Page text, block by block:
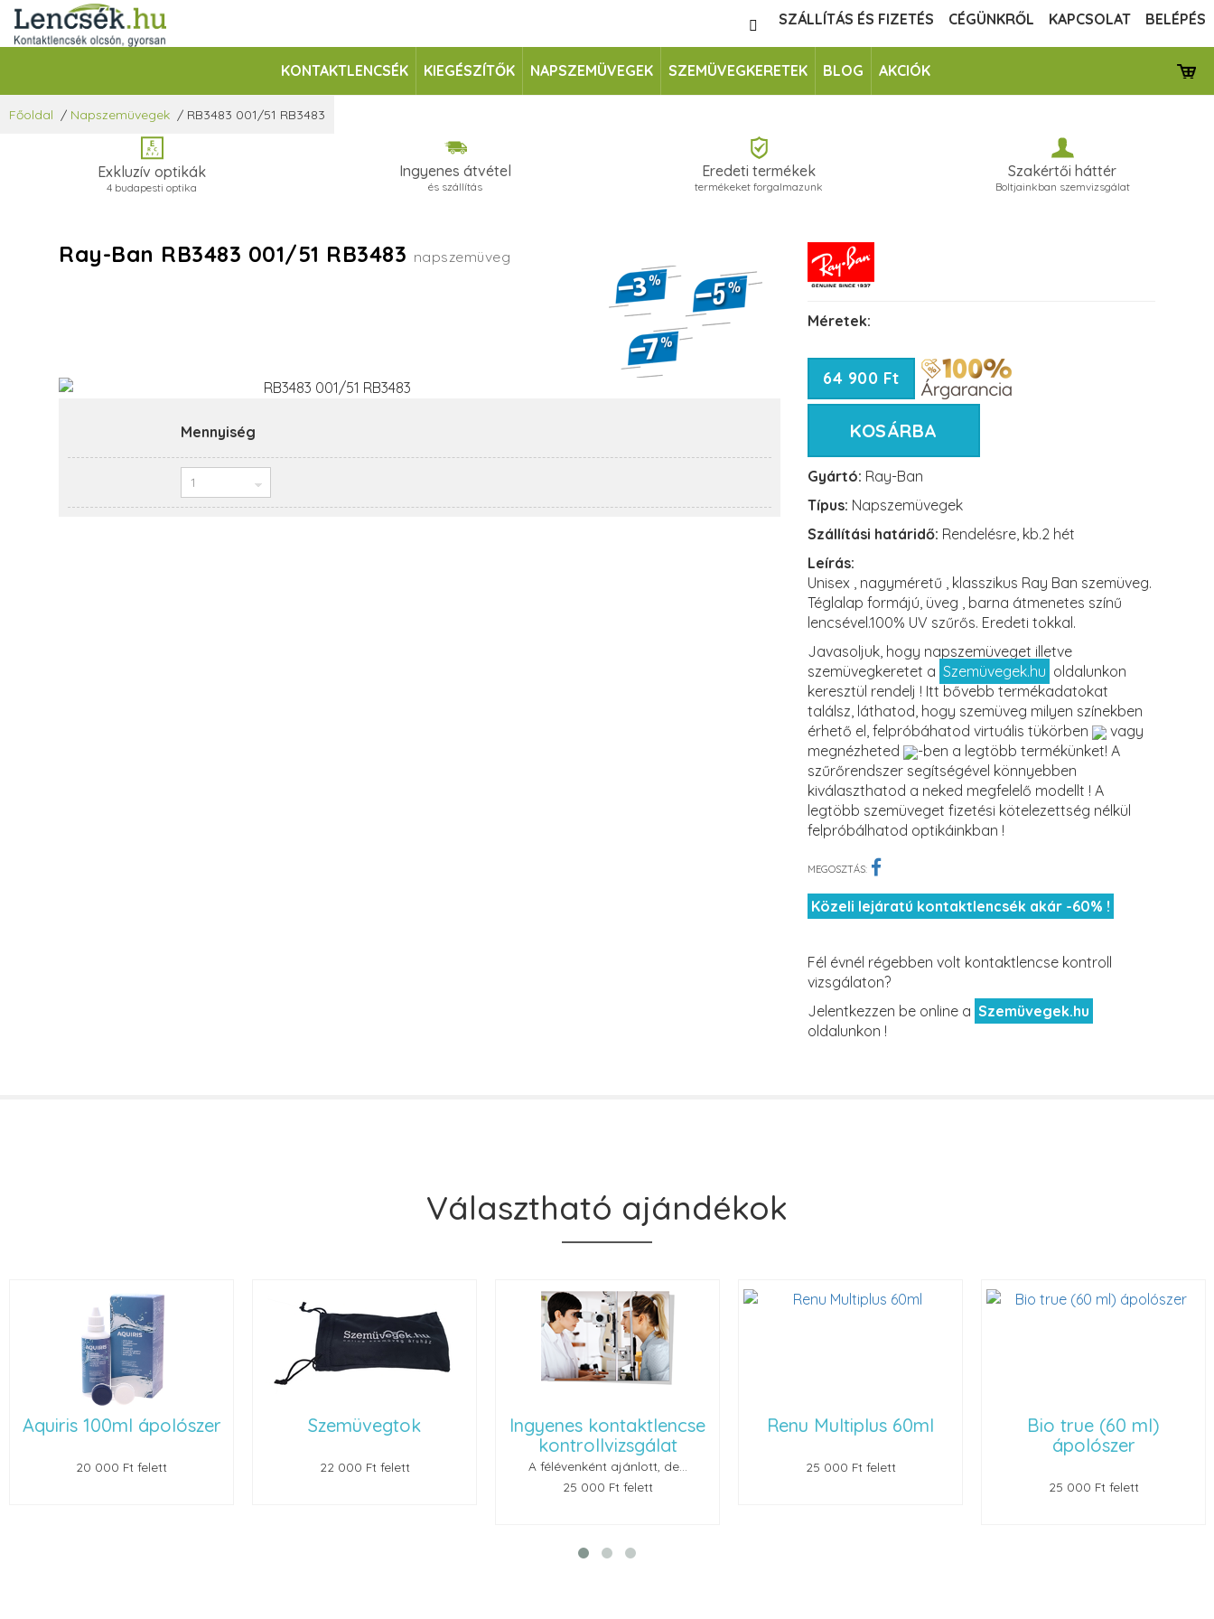
SZÁLLÍTÁS ÉS FIZETÉS CÉGÜNKRŐL KAPCSOLAT BELÉPÉS
KONTAKTLENCSÉK KIEGÉSZÍTŐK NAPSZEMÜVEGEK SZEMÜVEGKERETEK BLOG AKCIÓK
Főoldal / Napszemüvegek / RB3483 001/51 RB3483
Exkluzív optikák
4 budapesti optika
Ingyenes átvétel
és szállítás
Eredeti termékek
termékeket forgalmazunk
Szakértői háttér
Boltjainkban szemvizsgálat
Ray-Ban RB3483 001/51 RB3483 napszemüveg
Mennyiség
Méretek:
64 900 Ft
KOSÁRBA
Gyártó: Ray-Ban
Típus: Napszemüvegek
Szállítási határidő: Rendelésre, kb.2 hét
Leírás:
Unisex , nagyméretű , klasszikus Ray Ban szemüveg.
Téglalap formájú, üveg , barna átmenetes színű
lencsével.100% UV szűrős. Eredeti tokkal.
Javasoljuk, hogy napszemüveget illetve
szemüvegkeretet a Szemüvegek.hu oldalunkon
keresztül rendelj ! Itt bővebb termékadatokat
találsz, láthatod, hogy szemüveg milyen színekben
érhető el, felpróbáhatod virtuális tükörben
vagy
megnézheted
-ben a legtöbb termékünket! A
szűrőrendszer segítségével könnyebben
kiválaszthatod a neked megfelelő modellt ! A
legtöbb szemüveget fizetési kötelezettség nélkül
felpróbálhatod optikáinkban !
MEGOSZTÁS:
Közeli lejáratú kontaktlencsék akár -60% !
Fél évnél régebben volt kontaktlencse kontroll
vizsgálaton?
Jelentkezzen be online a Szemüvegek.hu
oldalunkon !
Választható ajándékok
Aquiris 100ml ápolószer
20 000 Ft felett
Szemüvegtok
22 000 Ft felett
Ingyenes kontaktlencse
kontrollvizsgálat
A félévenként ajánlott, de...
25 000 Ft felett
Renu Multiplus 60ml
25 000 Ft felett
Bio true (60 ml)
ápolószer
25 000 Ft felett